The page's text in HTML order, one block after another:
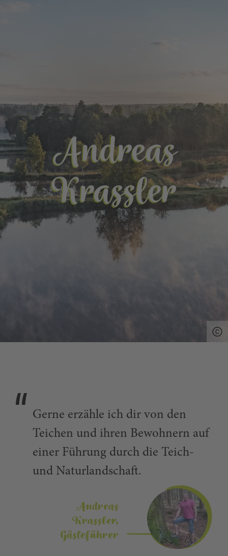
Andreas
Krassler
Gerne erzähle ich dir von den
Teichen und ihren Bewohnern auf
einer Führung durch die Teich-
und Naturlandschaft.
Andreas
Krassler,
Gästeführer